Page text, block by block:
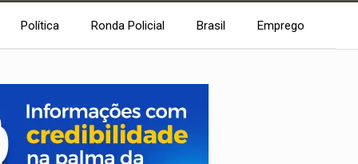
Política Ronda Policial Brasil Emprego